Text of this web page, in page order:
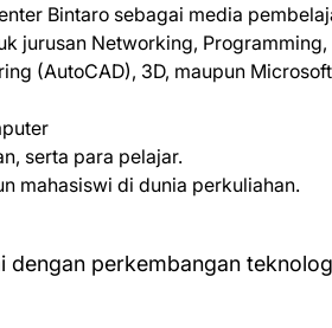
Bintaro sebagai media
jurusan Networking, Programming,
(AutoCAD), 3D, maupun
serta para pelajar.
mahasiswi di dunia perkuliahan.
dengan perkembangan